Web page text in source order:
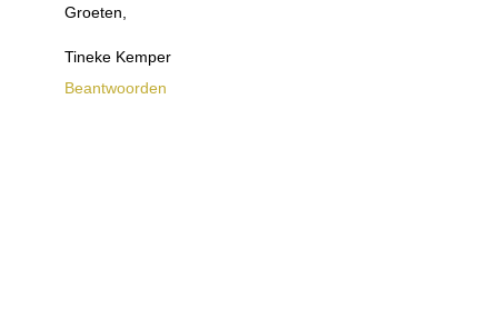
Groeten,
Tineke Kemper
Beantwoorden